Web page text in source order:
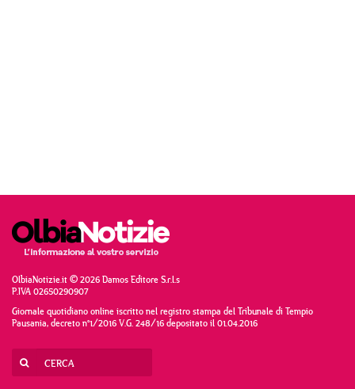
OlbiaNotizie.it © 2026 Damos Editore S.r.l.s
P.IVA 02650290907
Giornale quotidiano online iscritto nel registro stampa del Tribunale di Tempio
Pausania, decreto n°1/2016 V.G. 248/16 depositato il 01.04.2016